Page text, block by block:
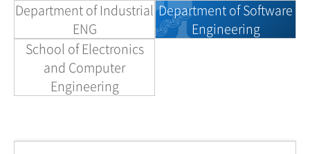
Department of Industrial
ENG
Department of Software
Engineering
School of Electronics
and Computer
Engineering